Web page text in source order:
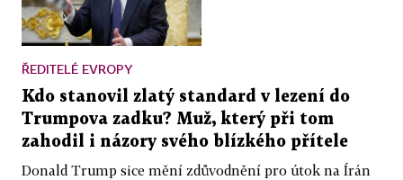
ŘEDITELÉ EVROPY
Kdo stanovil zlatý standard v lezení do
Trumpova zadku? Muž, který při tom
zahodil i názory svého blízkého přítele
Donald Trump sice mění zdůvodnění pro útok na Írán